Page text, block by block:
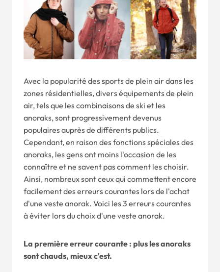
Avec la popularité des sports de plein air dans les
zones résidentielles, divers équipements de plein
air, tels que les combinaisons de ski et les
anoraks, sont progressivement devenus
populaires auprès de différents publics.
Cependant, en raison des fonctions spéciales des
anoraks, les gens ont moins l'occasion de les
connaître et ne savent pas comment les choisir.
Ainsi, nombreux sont ceux qui commettent encore
facilement des erreurs courantes lors de l'achat
d'une veste anorak. Voici les 3 erreurs courantes
à éviter lors du choix d'une veste anorak.
La première erreur courante : plus les anoraks
sont chauds, mieux c'est.